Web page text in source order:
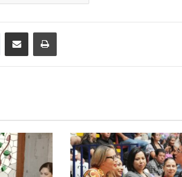
VKontakteCompartir por correo electrónicoImprimir